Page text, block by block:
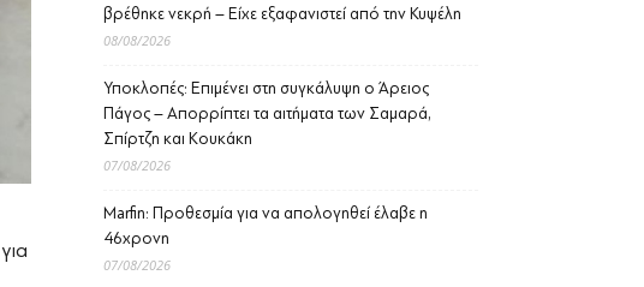
βρέθηκε νεκρή – Είχε εξαφανιστεί από την Κυψέλη
08/08/2026
Υποκλοπές: Επιμένει στη συγκάλυψη ο Άρειος
Πάγος – Απορρίπτει τα αιτήματα των Σαμαρά,
Σπίρτζη και Κουκάκη
07/08/2026
Marfin: Προθεσμία για να απολογηθεί έλαβε η
46χρονη
07/08/2026